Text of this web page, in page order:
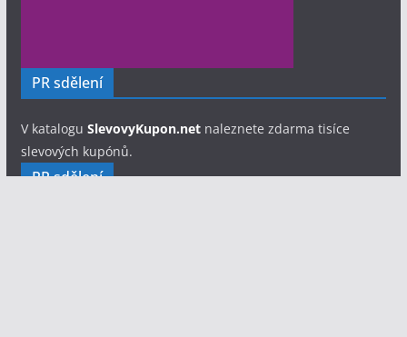
PR sdělení
V katalogu SlevovyKupon.netnaleznete zdarma tisíce
slevových kupónů.
PR sdělení